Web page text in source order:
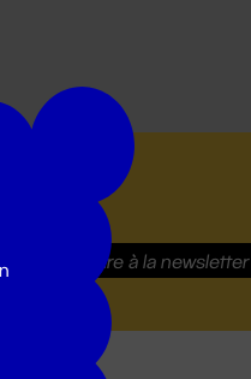
S'inscrire à la newsletter